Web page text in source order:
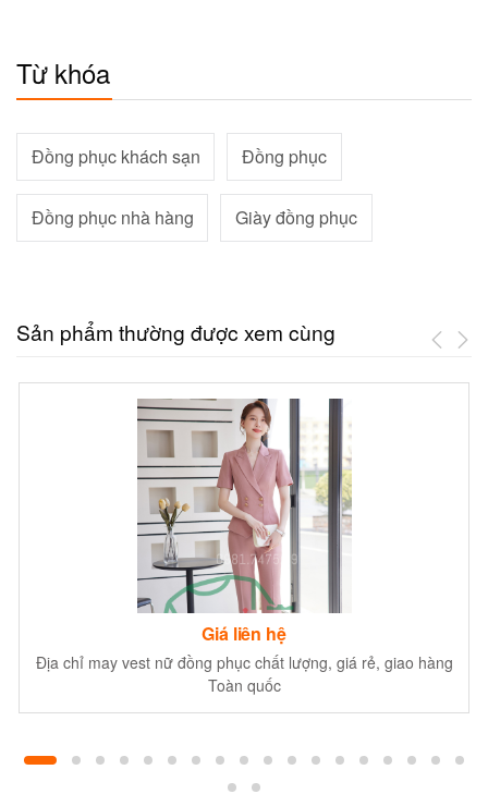
Từ khóa
Đồng phục khách sạn Đồng phục
Đồng phục nhà hàng Giày đồng phục
Sản phẩm thường được xem cùng
Giá liên hệ
Địa chỉ may vest nữ đồng phục chất lượng, giá rẻ, giao hàng
Toàn quốc